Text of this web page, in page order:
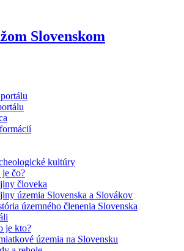
kultúry
je čo?
človeka
územia Slovenska a Slovákov
územného členenia Slovenska
je kto?
územia na Slovensku